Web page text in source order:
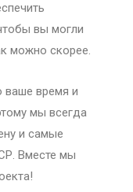
вы могли
можно скорее.
ваше время и
мы всегда
и самые
Вместе мы